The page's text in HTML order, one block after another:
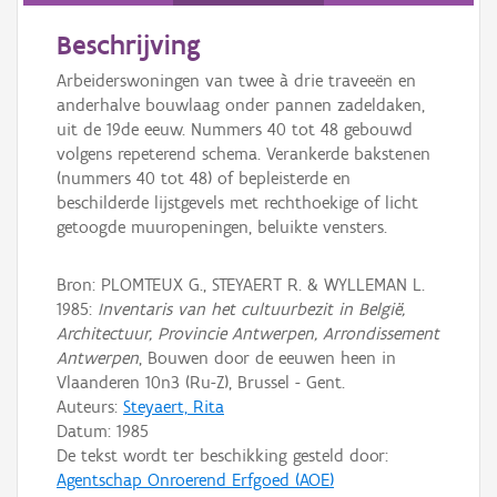
Beschrijving
Arbeiderswoningen van twee à drie traveeën en
anderhalve bouwlaag onder pannen zadeldaken,
uit de 19de eeuw. Nummers 40 tot 48 gebouwd
volgens repeterend schema. Verankerde bakstenen
(nummers 40 tot 48) of bepleisterde en
beschilderde lijstgevels met rechthoekige of licht
getoogde muuropeningen, beluikte vensters.
Bron: PLOMTEUX G., STEYAERT R. & WYLLEMAN L.
1985: Inventaris van het cultuurbezit in België,
Architectuur, Provincie Antwerpen, Arrondissement
Antwerpen, Bouwen door de eeuwen heen in
Vlaanderen 10n3 (Ru-Z), Brussel - Gent.
Auteurs: Steyaert, Rita
Datum: 1985
De tekst wordt ter beschikking gesteld door:
Agentschap Onroerend Erfgoed (AOE)